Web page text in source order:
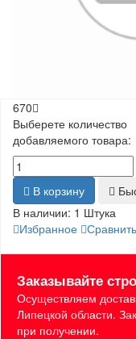
670
Выберете количество
добавляемого товара:
В корзину
В наличии: 1 Штука
Избранное Сравнить
Заказывайте
Осуществляем
Липецкой области.
при получении.